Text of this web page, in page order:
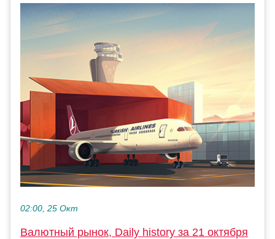
02:00, 25 Окт
Валютный рынок, Daily history за 21 октября